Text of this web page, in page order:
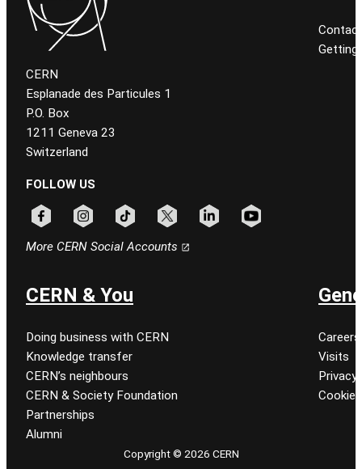
CERN
Esplanade des Particules 1
P.O. Box
1211 Geneva 23
Switzerland
FOLLOW US
More CERN Social Accounts
Getting
CERN & You
Doing business with CERN
Knowledge transfer
CERN’s neighbours
CERN & Society Foundation
Partnerships
Alumni
Careers
Visits
Privacy
Cookie
Copyright © 2026 CERN